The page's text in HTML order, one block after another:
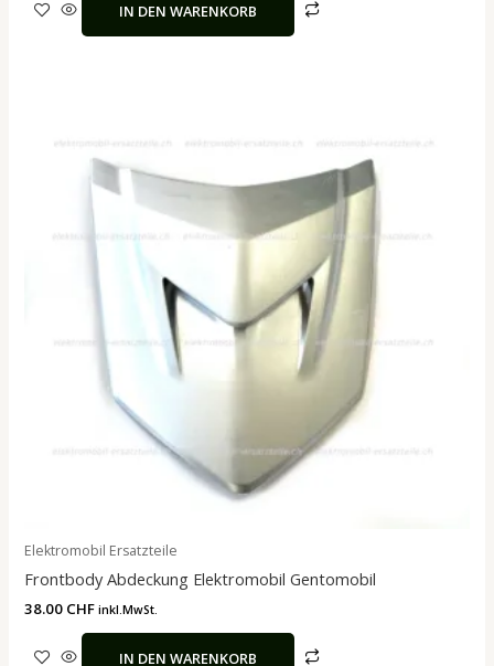
IN DEN WARENKORB
Elektromobil Ersatzteile
Frontbody Abdeckung Elektromobil Gentomobil
38.00 CHF inkl.MwSt.
IN DEN WARENKORB